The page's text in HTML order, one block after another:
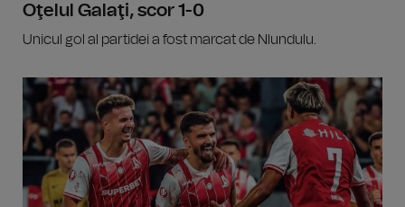
Oţelul Galaţi, scor 1-0
Unicul gol al partidei a fost marcat de Nlundulu.